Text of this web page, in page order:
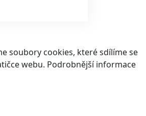
soubory cookies, které sdílíme se
webu. Podrobnější informace